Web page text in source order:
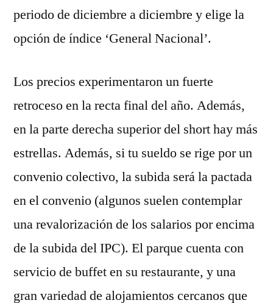
periodo de diciembre a diciembre y elige la
opción de índice ‘General Nacional’.
Los precios experimentaron un fuerte
retroceso en la recta final del año. Además,
en la parte derecha superior del short hay más
estrellas. Además, si tu sueldo se rige por un
convenio colectivo, la subida será la pactada
en el convenio (algunos suelen contemplar
una revalorización de los salarios por encima
de la subida del IPC). El parque cuenta con
servicio de buffet en su restaurante, y una
gran variedad de alojamientos cercanos que